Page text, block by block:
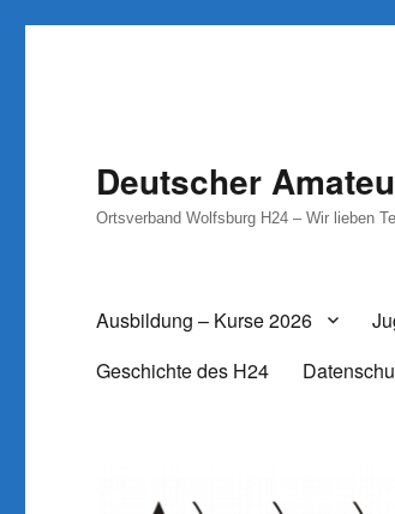
Deutscher
Ortsverband Wolfsburg H24 – Wir lieben
Ausbildung – Kurse 2026
Geschichte des H24